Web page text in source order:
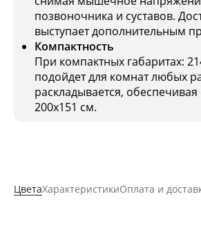
позвоночника и суставов.
выступает дополнительным
Компактность
При компактных габаритах:
подойдет для комнат любых
раскладывается,
200x151 см.
ЦветаХарактеристикиОплата и